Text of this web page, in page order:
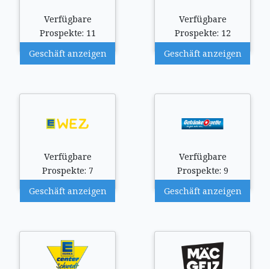
Verfügbare
Prospekte: 11
Geschäft anzeigen
Verfügbare
Prospekte: 12
Geschäft anzeigen
Verfügbare
Prospekte: 7
Geschäft anzeigen
Verfügbare
Prospekte: 9
Geschäft anzeigen